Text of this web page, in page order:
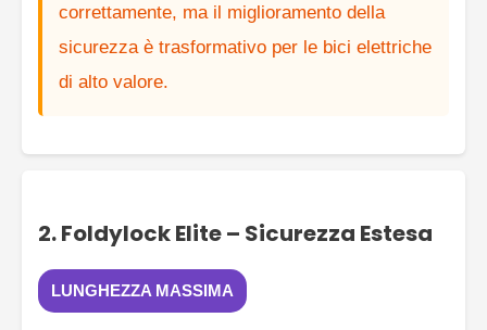
correttamente, ma il miglioramento della
sicurezza è trasformativo per le bici elettriche
di alto valore.
2. Foldylock Elite – Sicurezza Estesa
LUNGHEZZA MASSIMA